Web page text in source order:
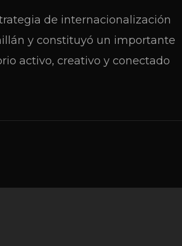
de internacionalización
y constituyó un importante
activo, creativo y conectado